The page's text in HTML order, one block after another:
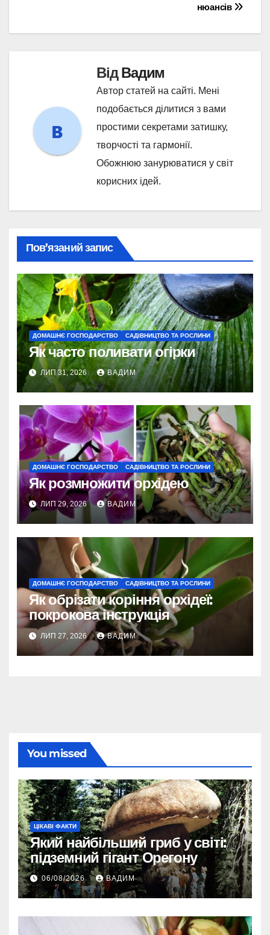
нюансів
ВідВадим
Автор статей на сайті. Мені
подобається ділитися з вами
простими секретами затишку,
творчості та гармонії.
Обожнюю занурюватися у світ
корисних ідей.
Пов’язаний запис
ДОМАШНЄ ГОСПОДАРСТВО САДІВНИЦТВО ТА РОСЛИНИ
Як часто поливати огірки
ЛИП 31, 2026 ВАДИМ
ДОМАШНЄ ГОСПОДАРСТВО САДІВНИЦТВО ТА РОСЛИНИ
Як розмножити орхідею
ЛИП 29, 2026 ВАДИМ
ДОМАШНЄ ГОСПОДАРСТВО САДІВНИЦТВО ТА РОСЛИНИ
Як обрізати коріння орхідеї:
покрокова інструкція
ЛИП 27, 2026 ВАДИМ
You missed
ЦІКАВІ ФАКТИ
Який найбільший гриб у світі:
підземний гігант Орегону
06/08/2026 ВАДИМ